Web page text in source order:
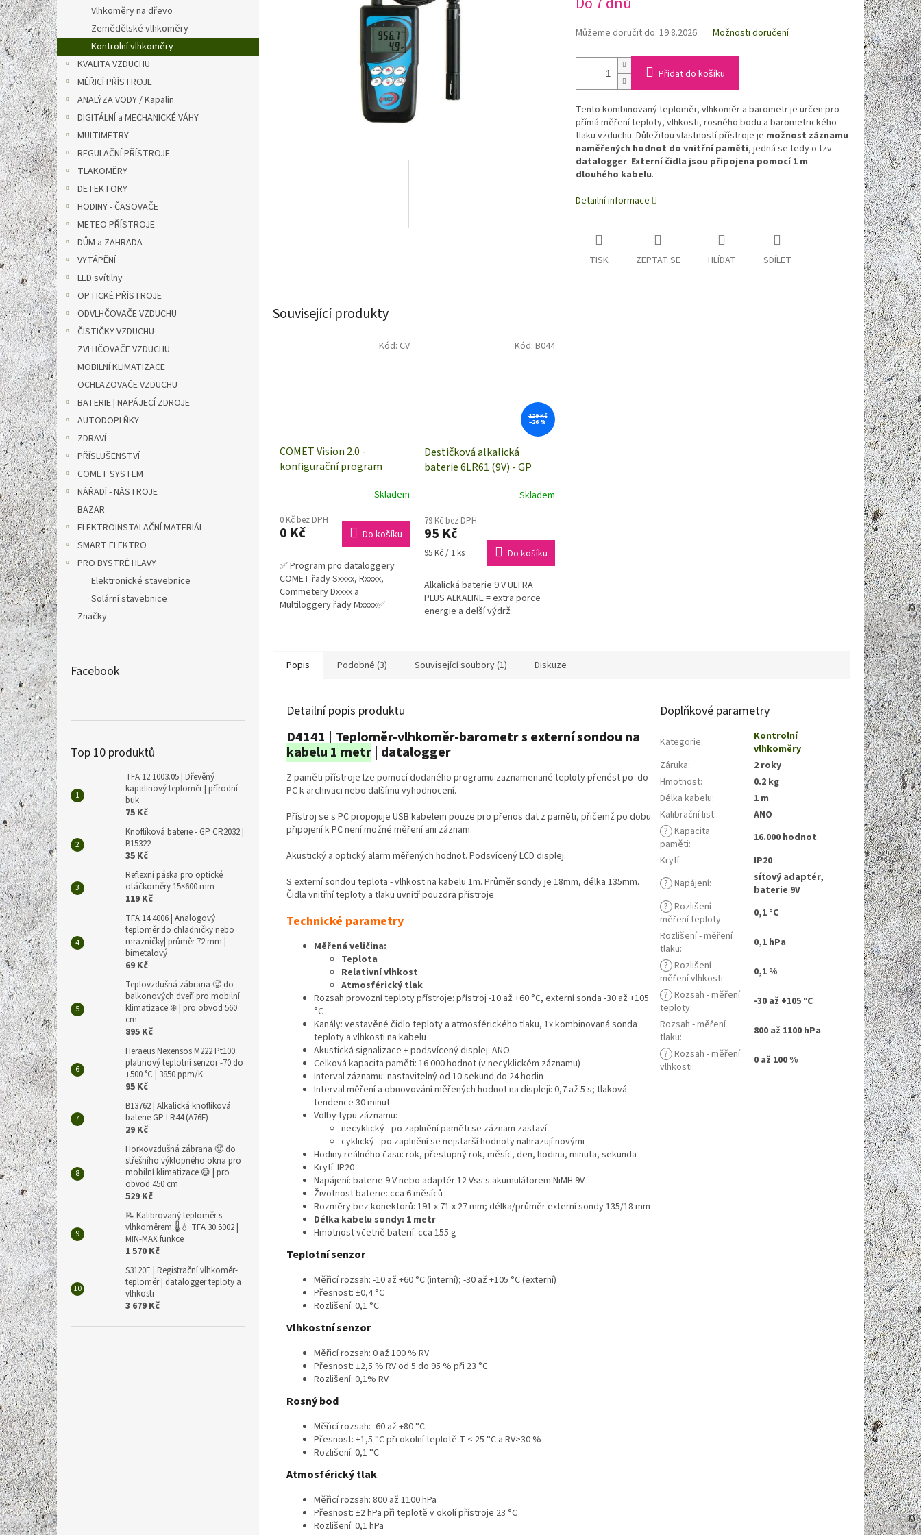
e
l
Vlhkoměry na dřevo
Zemědělské vlhkoměry
Kontrolní vlhkoměry
KVALITA VZDUCHU
MĚŘICÍ PŘÍSTROJE
ANALÝZA VODY / Kapalin
DIGITÁLNÍ a MECHANICKÉ VÁHY
MULTIMETRY
REGULAČNÍ PŘÍSTROJE
TLAKOMĚRY
DETEKTORY
HODINY - ČASOVAČE
METEO PŘÍSTROJE
DŮM a ZAHRADA
VYTÁPĚNÍ
LED svítilny
OPTICKÉ PŘÍSTROJE
ODVLHČOVAČE VZDUCHU
ČISTIČKY VZDUCHU
ZVLHČOVAČE VZDUCHU
MOBILNÍ KLIMATIZACE
OCHLAZOVAČE VZDUCHU
BATERIE | NAPÁJECÍ ZDROJE
AUTODOPLŇKY
ZDRAVÍ
PŘÍSLUŠENSTVÍ
COMET SYSTEM
NÁŘADÍ - NÁSTROJE
BAZAR
ELEKTROINSTALAČNÍ MATERIÁL
SMART ELEKTRO
PRO BYSTRÉ HLAVY
Elektronické stavebnice
Solární stavebnice
Značky
Facebook
Top 10 produktů
TFA 12.1003.05 | Dřevěný
kapalinový teploměr | přírodní
buk
75 Kč
Knoflíková baterie - GP CR2032 |
B15322
35 Kč
Reflexní páska pro optické
otáčkoměry 15×600 mm
119 Kč
TFA 14.4006 | Analogový
teploměr do chladničky nebo
mrazničky| průměr 72 mm |
bimetalový
69 Kč
Teplovzdušná zábrana 🥵 do
balkonových dveří pro mobilní
klimatizace ❄️ | pro obvod 560
cm
895 Kč
Heraeus Nexensos M222 Pt100
platinový teplotní senzor -70 do
+500 °C | 3850 ppm/K
95 Kč
B13762 | Alkalická knoflíková
baterie GP LR44 (A76F)
29 Kč
Horkovzdušná zábrana 🥵 do
střešního výklopného okna pro
mobilní klimatizace 😅 | pro
obvod 450 cm
529 Kč
📝 Kalibrovaný teploměr s
vlhkoměrem 🌡️💧 TFA 30.5002 |
MIN-MAX funkce
1 570 Kč
S3120E | Registrační vlhkoměr-
teploměr | datalogger teploty a
vlhkosti
3 679 Kč
Můžeme doručit do: 19.8.2026 Možnosti doručení
Přidat do košíku
Tento kombinovaný teploměr, vlhkoměr a barometr je určen pro
přímá měření teploty, vlhkosti, rosného bodu a barometrického
tlaku vzduchu. Důležitou vlastností přístroje je možnost záznamu
naměřených hodnot do vnitřní paměti, jedná se tedy o tzv.
datalogger. Externí čidla jsou připojena pomocí 1 m
dlouhého kabelu.
Detailní informace
TISK ZEPTAT SE HLÍDAT SDÍLET
Související produkty
COMET Vision 2.0 -
konfigurační program
Skladem
0 Kč bez DPH
0 Kč Do košíku
✅ Program pro dataloggery
COMET řady Sxxxx, Rxxxx,
Commetery Dxxxx a
Multiloggery řady Mxxxx✅
Kód: CV
129 Kč
–26 %
Destičková alkalická
baterie 6LR61 (9V) - GP
Skladem
79 Kč bez DPH
95 Kč
Měrná
95 Kč / 1 ks Do košíku
Alkalická baterie 9 V ULTRA
PLUS ALKALINE = extra porce
energie a delší výdrž
Kód: B044
Popis Podobné (3) Související soubory (1) Diskuze
Detailní popis produktu
D4141 | Teploměr-vlhkoměr-barometr s externí sondou na
kabelu 1 metr | datalogger
Z paměti přístroje lze pomocí dodaného programu zaznamenané teploty přenést po do
PC k archivaci nebo dalšímu vyhodnocení.
Přístroj se s PC propojuje USB kabelem pouze pro přenos dat z paměti, přičemž po dobu
připojení k PC není možné měření ani záznam.
Akustický a optický alarm měřených hodnot. Podsvícený LCD displej.
S externí sondou teplota - vlhkost na kabelu 1m. Průměr sondy je 18mm, délka 135mm.
Čidla vnitřní teploty a tlaku uvnitř pouzdra přístroje.
Technické parametry
Měřená veličina:
Teplota
Relativní vlhkost
Atmosférický tlak
Rozsah provozní teploty přístroje: přístroj -10 až +60 °C, externí sonda -30 až +105
°C
Kanály: vestavěné čidlo teploty a atmosférického tlaku, 1x kombinovaná sonda
teploty a vlhkosti na kabelu
Akustická signalizace + podsvícený displej: ANO
Celková kapacita paměti: 16 000 hodnot (v necyklickém záznamu)
Interval záznamu: nastavitelný od 10 sekund do 24 hodin
Interval měření a obnovování měřených hodnot na displeji: 0,7 až 5 s; tlaková
tendence 30 minut
Volby typu záznamu:
necyklický - po zaplnění paměti se záznam zastaví
cyklický - po zaplnění se nejstarší hodnoty nahrazují novými
Hodiny reálného času: rok, přestupný rok, měsíc, den, hodina, minuta, sekunda
Krytí: IP20
Napájení: baterie 9 V nebo adaptér 12 Vss s akumulátorem NiMH 9V
Životnost baterie: cca 6 měsíců
Rozměry bez konektorů: 191 x 71 x 27 mm; délka/průměr externí sondy 135/18 mm
Délka kabelu sondy: 1 metr
Hmotnost včetně baterií: cca 155 g
Teplotní senzor
Měřicí rozsah: -10 až +60 °C (interní); -30 až +105 °C (externí)
Přesnost: ±0,4 °C
Rozlišení: 0,1 °C
Vlhkostní senzor
Měřicí rozsah: 0 až 100 % RV
Přesnost: ±2,5 % RV od 5 do 95 % při 23 °C
Rozlišení: 0,1% RV
Rosný bod
Měřicí rozsah: -60 až +80 °C
Přesnost: ±1,5 °C při okolní teplotě T < 25 °C a RV>30 %
Rozlišení: 0,1 °C
Atmosférický tlak
Měřicí rozsah: 800 až 1100 hPa
Přesnost: ±2 hPa při teplotě v okolí přístroje 23 °C
Rozlišení: 0,1 hPa
Doplňkové parametry
Kategorie:
Kontrolní
vlhkoměry
Záruka:
2 roky
Hmotnost:
0.2 kg
Délka kabelu:
1 m
Kalibrační list:
ANO
? Kapacita
paměti:
16.000 hodnot
Krytí:
IP20
? Napájení:
síťový adaptér,
baterie 9V
? Rozlišení -
měření teploty:
0,1 °C
Rozlišení - měření
tlaku:
0,1 hPa
? Rozlišení -
měření vlhkosti:
0,1 %
? Rozsah - měření
teploty:
-30 až +105 °C
Rozsah - měření
tlaku:
800 až 1100 hPa
? Rozsah - měření
vlhkosti: 0 až 100 %